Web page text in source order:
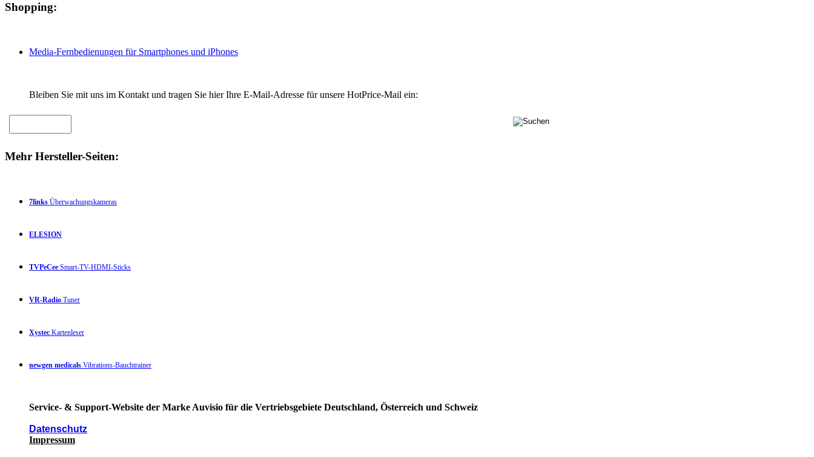
Shopping:
Media-Fernbedienungen für Smartphones und iPhones
Bleiben Sie mit uns im Kontakt und tragen Sie hier Ihre E-Mail-Adresse für unsere HotPrice-Mail ein:
Mehr Hersteller-Seiten:
7links Überwachungskameras
ELESION
TVPeCee Smart-TV-HDMI-Sticks
VR-Radio Tuner
Xystec Kartenleser
newgen medicals Vibrations-Bauchtrainer
Service- & Support-Website der Marke Auvisio für die Vertriebsgebiete Deutschland, Österreich und Schweiz
Datenschutz
Impressum